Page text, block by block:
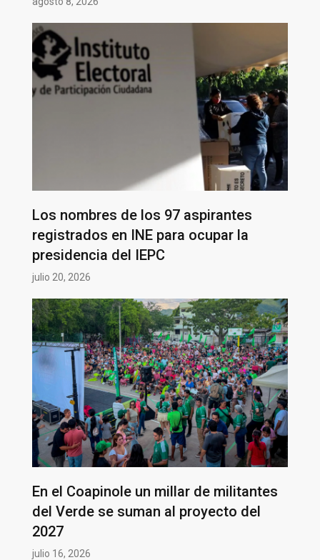
Los nombres de los 97 aspirantes
registrados en INE para ocupar la
presidencia del IEPC
julio 20, 2026
En el Coapinole un millar de militantes
del Verde se suman al proyecto del
2027
julio 16, 2026